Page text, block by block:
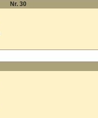
Nr. 30